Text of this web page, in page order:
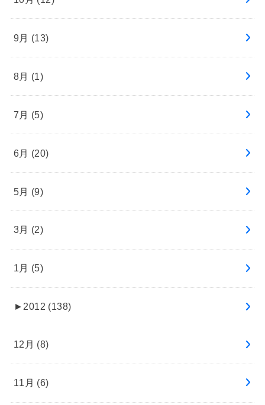
9月 (13)
8月 (1)
7月 (5)
6月 (20)
5月 (9)
3月 (2)
1月 (5)
► 2012 (138)
12月 (8)
11月 (6)